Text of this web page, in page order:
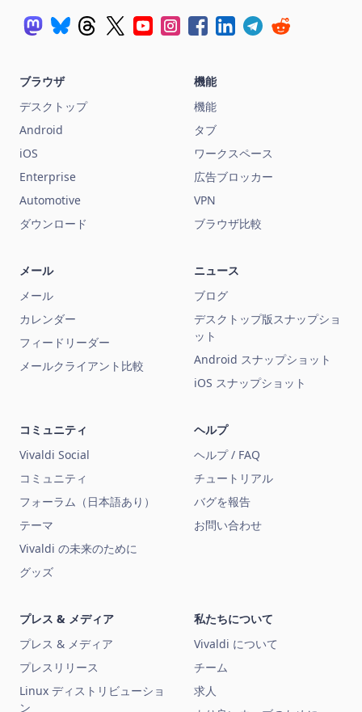
ブラウザ
デスクトップ
Android
iOS
Enterprise
Automotive
ダウンロード
機能
機能
タブ
ワークスペース
広告ブロッカー
VPN
ブラウザ比較
メール
メール
カレンダー
フィードリーダー
メールクライアント比較
ニュース
ブログ
デスクトップ版スナップショ
ット
Android スナップショット
iOS スナップショット
コミュニティ
Vivaldi Social
コミュニティ
フォーラム（日本語あり）
テーマ
Vivaldi の未来のために
グッズ
ヘルプ
ヘルプ / FAQ
チュートリアル
バグを報告
お問い合わせ
プレス & メディア
プレス & メディア
プレスリリース
Linux ディストリビューショ
ン
私たちについて
Vivaldi について
チーム
求人